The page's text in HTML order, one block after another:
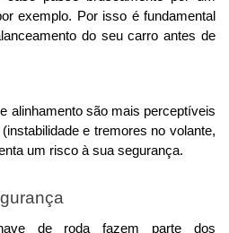
exemplo. Por isso é fundamental
do seu carro antes de
alinhamento são mais perceptíveis
e tremores no volante,
um risco à sua segurança.
de roda fazem parte dos